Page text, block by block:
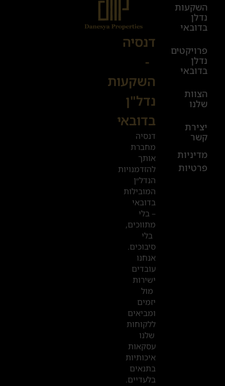
השקעות
נדלן
בדובאי
פרויקטים
נדלן
בדובאי
הצוות
שלנו
יצירת
קשר
מדיניות
פרטיות
א׳-ה׳
08:00-
00:00
יום ו׳
08:00-
17:00
+972
52
601
2019
המשרדים
שלנו
בדובאי
דנסיה
-
השקעות
נדל"ן
בדובאי
דנסיה
מחברת
אותך
להזדמנויות
הנדל״ן
המובילות
בדובאי
– בלי
מתווכים,
בלי
סיבוכים.
אנחנו
עובדים
ישירות
מול
יזמים
ומביאים
ללקוחות
שלנו
עסקאות
איכותיות
בתנאים
בלעדיים.